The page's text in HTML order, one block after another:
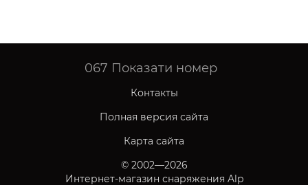
067 Показати номер
Контакты
Полная версия сайта
Карта сайта
© 2002—2026
Интернет-магазин снаряжения Alp